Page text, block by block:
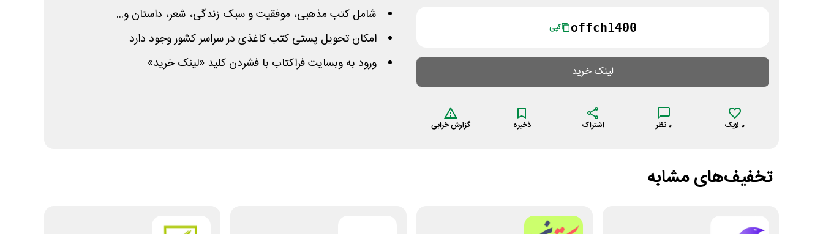
offch1400 کپی
لینک خرید
0 لایک 0 نظر اشتراک ذخیره گزارش خرابی
شامل کتب مذهبی، موفقیت و سبک زندگی، شعر، داستان و...
امکان تحویل پستی کتب کاغذی در سراسر کشور وجود دارد
ورود به وبسایت فراکتاب با فشردن کلید «لینک خرید»
تخفیف‌های مشابه